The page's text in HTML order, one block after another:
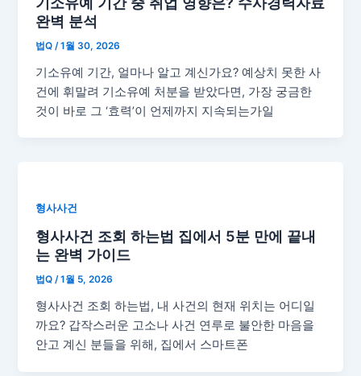
완벽 분석
법Q /1월 30, 2026
기소유예 기간, 얼마나 알고 계신가요? 예상치 못한 사
건에 휘말려 기소유예 처분을 받았다면, 가장 궁금한
것이 바로 그 ‘효력’이 언제까지 지속되는가일
형사사건
형사사건 조회 하는법 집에서 5분 만에 끝내
는 완벽 가이드
법Q/1월 5, 2026
형사사건 조회 하는법, 내 사건의 현재 위치는 어디일
까요? 갑작스러운 고소나 사건 연루로 불안한 마음을
안고 계신 분들을 위해, 집에서 스마트폰